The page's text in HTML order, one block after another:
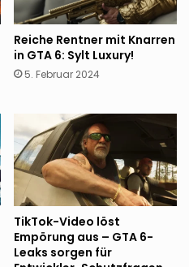
Reiche Rentner mit Knarren
in GTA 6: Sylt Luxury!
5. Februar 2024
TikTok-Video löst
Empörung aus – GTA 6-
Leaks sorgen für